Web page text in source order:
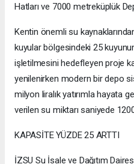
Hatları ve 7000 metreküplük
Kentin önemli su
kuyular bölgesindeki 25
işletilmesini hedefleyen proje
yenilenirken modern bir depo
milyon liralık yatırımla hayata
verilen su miktarı saniyede
KAPASİTE YÜZDE 25 ARTTI
İZSU Su İsale ve Dağıtım